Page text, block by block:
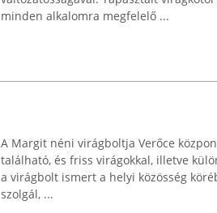
minden alkalomra megfelelő ...
A Margit néni virágboltja Verőce
található, és friss virágokkal, illetve
a virágbolt ismert a helyi közösség
szolgál, ...